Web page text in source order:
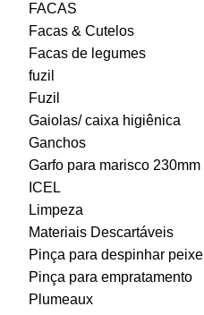
FACAS
Facas & Cutelos
Facas de legumes
fuzil
Fuzil
Gaiolas/ caixa higiênica
Ganchos
Garfo para marisco 230mm
ICEL
Limpeza
Materiais Descartáveis
Pinça para despinhar peixe
Pinça para empratamento
Plumeaux